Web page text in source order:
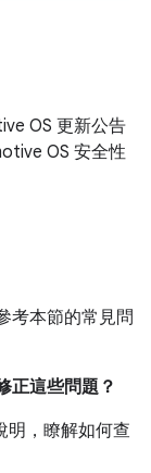
OS 更新公告
OS 安全性
考本節的常見問
正這些問題？
明，瞭解如何查